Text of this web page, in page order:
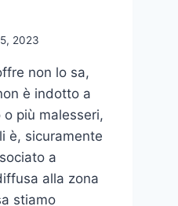
2023
non lo sa,
è indotto a
più malesseri,
è, sicuramente
a
alla zona
stiamo